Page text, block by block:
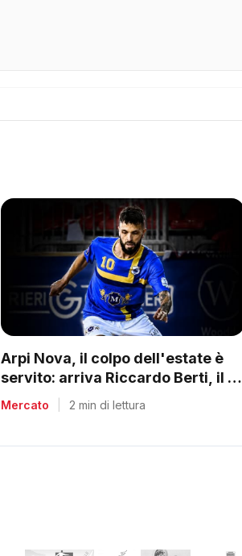
Arpi Nova, il colpo dell'estate è
servito: arriva Riccardo Berti, il re
dei bomber toscani
Mercato 2 min di lettura